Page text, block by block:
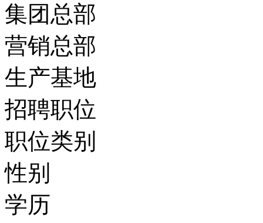
集团总部
营销总部
生产基地
招聘职位
职位类别
性别
学历